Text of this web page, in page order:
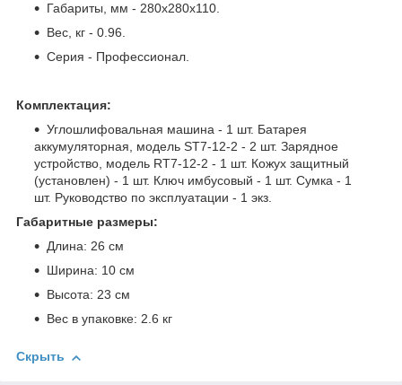
Габариты, мм - 280x280x110.
Вес, кг - 0.96.
Серия - Профессионал.
Комплектация:
Углошлифовальная машина - 1 шт. Батарея
аккумуляторная, модель ST7-12-2 - 2 шт. Зарядное
устройство, модель RT7-12-2 - 1 шт. Кожух защитный
(установлен) - 1 шт. Ключ имбусовый - 1 шт. Сумка - 1
шт. Руководство по эксплуатации - 1 экз.
Габаритные размеры:
Длина: 26 см
Ширина: 10 см
Высота: 23 см
Вес в упаковке: 2.6 кг
Скрыть